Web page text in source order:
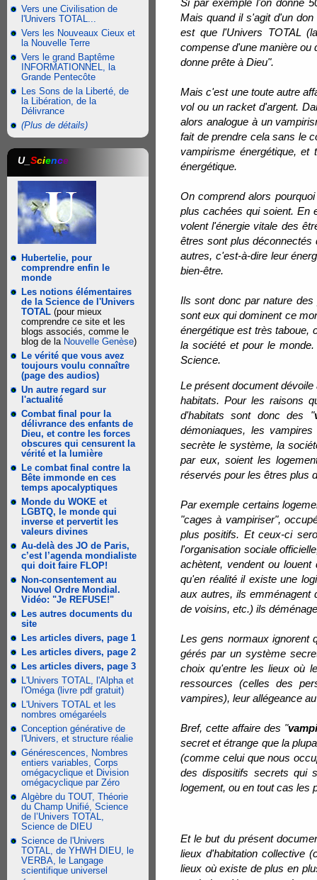
Vers une Civilisation de
l'Univers TOTAL...
Vers les Nouveaux Cieux et
la Nouvelle Terre
Vers le grand Baptême
INFORMATIONNEL, la
Grande Pentecôte
Les Sons de la Liberté, de
la Libération, de la
Délivrance
(Plus de détails)
U_ Science
Hubertelie, pour
comprendre enfin le
monde
Les notions élémentaires
de la Science de l'Univers
TOTAL (pour mieux
comprendre ce site et les
blogs associés, comme le
blog de la Nouvelle Genèse)
Le vérité que vous avez
toujours voulu connaître
(page des audios)
Un autre regard sur
l'actualité
Combat final pour la
délivrance des enfants de
Dieu, et contre les forces
obscures qui censurent la
vérité et la lumière
Le combat final contre la
Bête immonde en ces
temps apocalyptiques
Monde du WOKE et
LGBTQ, le monde qui
inverse et pervertit les
valeurs divines
Au-delà des JO de Paris,
c’est l’agenda mondialiste
qui doit faire FLOP!
Non-consentement au
Nouvel Ordre Mondial.
Vidéo: "Je REFUSE!"
Les autres documents du
site
Les articles divers, page 1
Les articles divers, page 2
Les articles divers, page 3
L'Univers TOTAL, l'Alpha et
l'Oméga (livre pdf gratuit)
L'Univers TOTAL et les
nombres omégaréels
Conception générative de
l'Univers, et structure réalie
Générescences, Nombres
entiers variables, Corps
omégacyclique et Division
omégacyclique par Zéro
Algèbre du TOUT, Théorie
du Champ Unifié, Science
de l’Univers TOTAL,
Science de DIEU
Science de l'Univers
TOTAL, de YHWH DIEU, le
VERBA, le Langage
scientifique universel
Si par exemple l'on donne
Mais quand il s'agit d'un
est que l'Univers TOTAL
compense d'une manière ou
donne prête à Dieu".
Mais c'est une toute autre
vol ou un racket d'argent.
alors analogue à un
fait de prendre cela sans le
vampirisme énergétique, et
énergétique.
On comprend alors
plus cachées qui soient. En
volent l'énergie vitale des
êtres sont plus
autres, c'est-à-dire leur
bien-être.
Ils sont donc par nature
sont eux qui dominent ce
énergétique est très taboue,
la société et pour le
Science.
Le présent document
habitats. Pour les raisons
d'habitats sont donc des "
démoniaques, les
secrète le système, la
par eux, soient les
réservés pour les êtres plus
Par exemple certains
"cages à vampiriser",
plus positifs. Et ceux-ci
l'organisation sociale
achètent, vendent ou
qu'en réalité il existe une
aux autres, ils emménagent
de voisins, etc.) ils
Les gens normaux ignorent
gérés par un système
choix qu'entre les lieux où
ressources (celles des
vampires), leur allégeance
Bref, cette affaire des "
secret et étrange que la
(comme celui que nous
des dispositifs secrets qui
logement, ou en tout cas les
Et le but du présent
lieux d'habitation collective
lieux où existe de plus en